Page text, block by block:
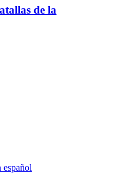
de la